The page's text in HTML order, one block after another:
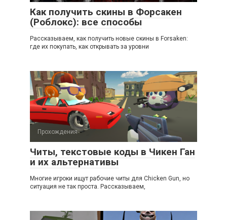
Как получить скины в Форсакен
(Роблокс): все способы
Рассказываем, как получить новые скины в Forsaken:
где их покупать, как открывать за уровни
Прохождения
Читы, текстовые коды в Чикен Ган
и их альтернативы
Многие игроки ищут рабочие читы для Chicken Gun, но
ситуация не так проста. Рассказываем,